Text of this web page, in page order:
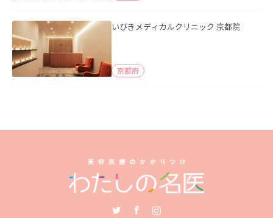
いびきメディカルクリニック 京都院
京都府